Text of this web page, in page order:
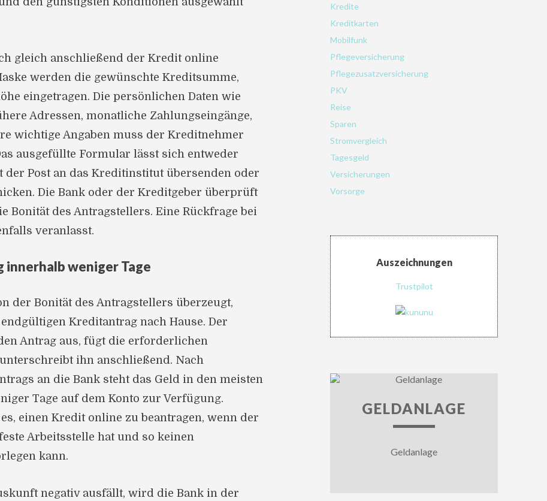
gleich anschließend der Kredit online
werden die gewünschte Kreditsumme,
eingetragen. Die persönlichen Daten wie
Adressen, monatliche Zahlungseingänge,
wichtige Angaben muss der Kreditnehmer
ausgefüllte Formular lässt sich entweder
Post an das Kreditinstitut übersenden oder
Die Bank oder der Kreditgeber überprüft
Bonität des Antragstellers. Eine Rückfrage bei
veranlasst.
weniger Tage
der Bonität des Antragstellers überzeugt,
Kreditantrag nach Hause. Der
Antrag aus, fügt die erforderlichen
ihn anschließend. Nach
an die Bank steht das Geld in den meisten
Tage auf dem Konto zur Verfügung.
einen Kredit online zu beantragen, wenn der
Arbeitsstelle hat und so keinen
kann.
negativ ausfällt, wird die Bank in der
Kredite
Kreditkarten
Mobilfunk
Pflegeversicherung
Pflegezusatzversicherung
PKV
Reise
Sparen
Stromvergleich
Tagesgeld
Versicherungen
Vorsorge
Auszeichnungen
Trustpilot
GELDANLAGE
Geldanlage